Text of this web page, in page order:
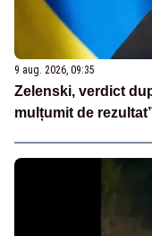
9 aug. 2026, 09:35
Zelenski, verdict
mulțumit de